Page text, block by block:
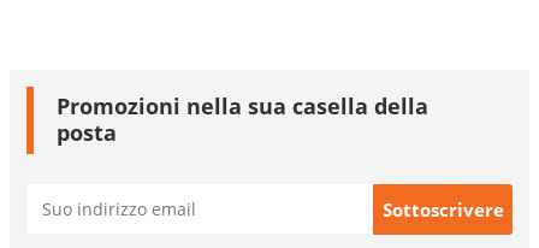
Promozioni nella sua casella della
posta